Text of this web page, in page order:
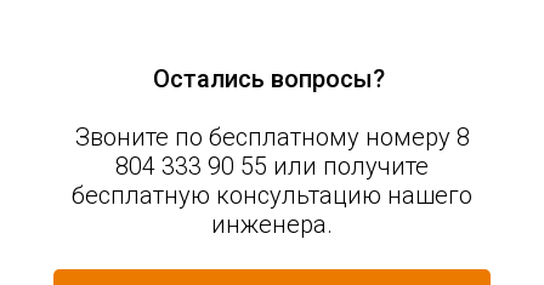
Остались вопросы?
Звоните по бесплатному номеру 8
804 333 90 55 или получите
бесплатную консультацию нашего
инженера.